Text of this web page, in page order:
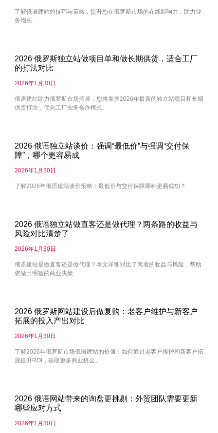
了解俄语建站的技巧与策略，提升您在俄罗斯市场的在线影响力，助力业
务增长.
2026 俄罗斯独立站做项目单和做长期供货，适合工厂
的打法对比
2026年1月30日
俄语建站助力俄罗斯市场拓展，您将掌握2026年最新的独立站项目和长期
供货打法，优化工厂业务合作模式。
2026 俄语独立站谈价：强调“最低价”与强调“交付保
障”，哪个更容易成
2026年1月30日
了解2026年俄语建站谈价策略：最低价与交付保障哪种更易成功？
2026 俄语独立站做直客还是做代理？两条路的收益与
风险对比清楚了
2026年1月30日
俄语建站是做直客还是做代理？本文详细对比了两者的收益与风险，帮助
您做出明智的商业决策.
2026 俄罗斯网站建设后做复购：老客户维护与新客户
拓展的投入产出对比
2026年1月30日
了解2026年俄罗斯市场俄语建站的价值：如何通过老客户维护和新客户拓
展提升ROI，获取更多商业机会。
2026 俄语网站带来的询盘更挑剔：外贸团队需要更新
哪些应对方式
2026年1月30日